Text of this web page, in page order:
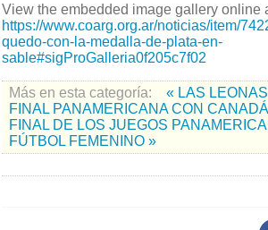
View the embedded image gallery online
https://www.coarg.org.ar/noticias/item/
quedo-con-la-medalla-de-plata-en-
sable#sigProGalleria0f205c7f02
Más en esta categoría:
« LAS
FINAL PANAMERICANA CON CANADÁ
FINAL DE LOS JUEGOS
FÚTBOL FEMENINO »